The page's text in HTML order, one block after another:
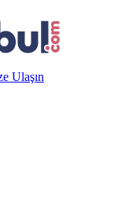
Ulaşın